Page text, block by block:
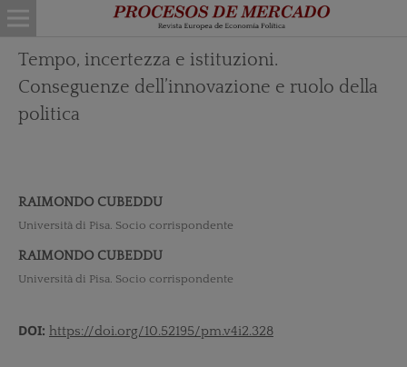
Tempo, incertezza e istituzioni.
Conseguenze dell’innovazione e ruolo della
politica
RAIMONDO CUBEDDU
Università di Pisa. Socio corrispondente
RAIMONDO CUBEDDU
Università di Pisa. Socio corrispondente
DOI: https://doi.org/10.52195/pm.v4i2.328